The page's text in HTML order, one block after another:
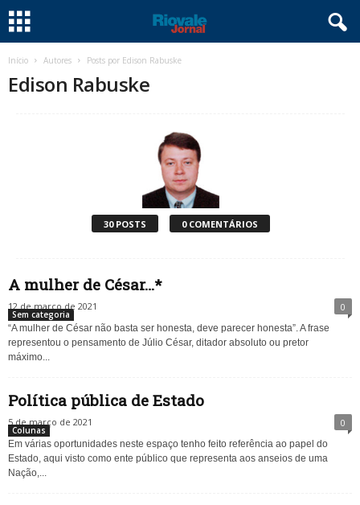
Início Autores Posts por Edison Rabuske
Edison Rabuske
30 POSTS 0 COMENTÁRIOS
A mulher de César…*
12 de março de 2021 0
Sem categoria
“A mulher de César não basta ser honesta, deve parecer honesta”. A frase
representou o pensamento de Júlio César, ditador absoluto ou pretor
máximo...
Política pública de Estado
5 de março de 2021 0
Colunas
Em várias oportunidades neste espaço tenho feito referência ao papel do
Estado, aqui visto como ente público que representa aos anseios de uma
Nação,...